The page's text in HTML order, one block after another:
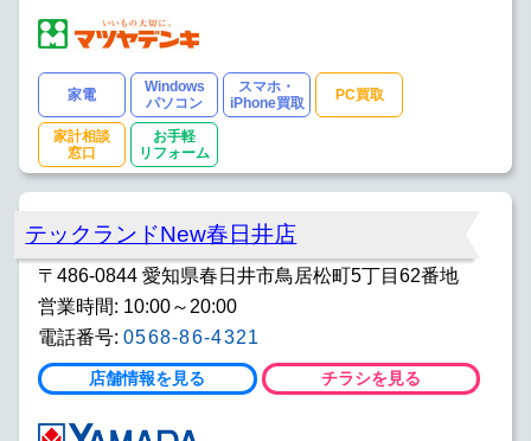
家電
Windows
パソコン
スマホ・
iPhone買取
PC買取
家計相談
窓口
お手軽
リフォーム
テックランドNew春日井店
〒486-0844 愛知県春日井市鳥居松町5丁目62番地
営業時間: 10:00～20:00
電話番号: 0568-86-4321
店舗情報を見る チラシを見る